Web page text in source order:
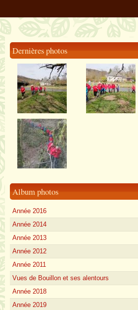
Agenda
Dernières photos
Album photos
Année 2016
Année 2014
Année 2013
Année 2012
Année 2011
Vues de Bouillon et ses alentours
Année 2018
Année 2019